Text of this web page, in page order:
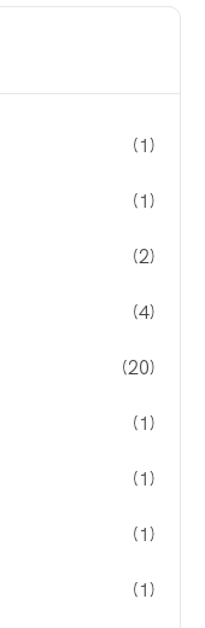
(1)
(1)
(2)
(4)
(20)
(1)
(1)
(1)
(1)